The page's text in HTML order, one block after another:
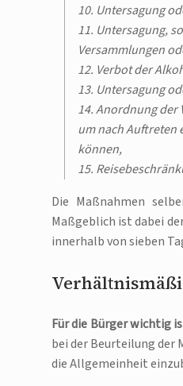
10. Untersagung
11. Untersagung,
Versammlungen
12. Verbot der
13. Untersagung
14. Anordnung der
um nach Auftreten
können,
15.
Die Maßnahmen
Maßgeblich ist dabei
innerhalb von sieben
Für die Bürger wichtig
bei der Beurteilung der
die Allgemeinheit